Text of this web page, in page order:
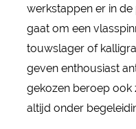
werkstappen er in de
gaat om een
touwslager of
geven enthousiast
gekozen beroep ook
altijd onder